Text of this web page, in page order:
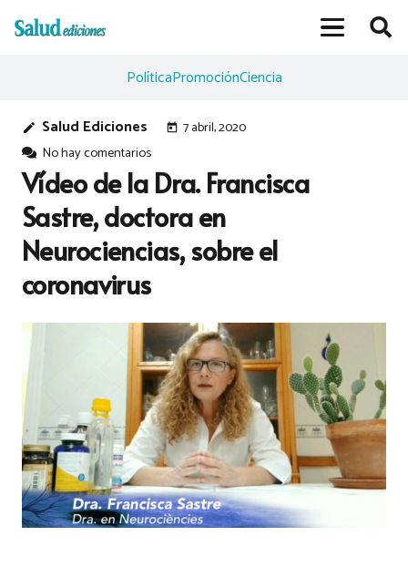
PolíticaPromociónCiencia
edit Salud Ediciones today 7 abril, 2020
No hay comentarios
Vídeo de la Dra. Francisca
Sastre, doctora en
Neurociencias, sobre el
coronavirus